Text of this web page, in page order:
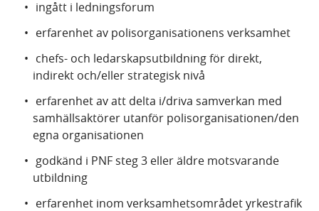
ingått i ledningsforum
erfarenhet av polisorganisationens verksamhet
chefs- och ledarskapsutbildning för direkt,
indirekt och/eller strategisk nivå
erfarenhet av att delta i/driva samverkan med
samhällsaktörer utanför polisorganisationen/den
egna organisationen
godkänd i PNF steg 3 eller äldre motsvarande
utbildning
erfarenhet inom verksamhetsområdet yrkestrafik